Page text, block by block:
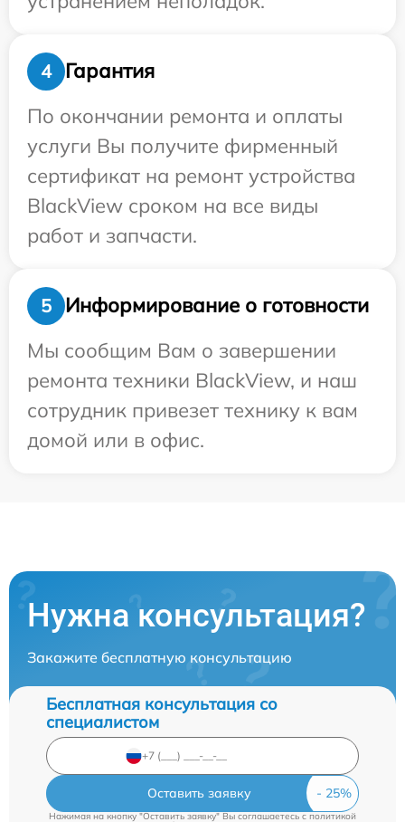
4
Гарантия
По окончании ремонта и оплаты
услуги Вы получите фирменный
сертификат на ремонт устройства
BlackView сроком на все виды
работ и запчасти.
5
Информирование о готовности
Мы сообщим Вам о завершении
ремонта техники BlackView, и наш
сотрудник привезет технику к вам
домой или в офис.
Нужна консультация?
Закажите бесплатную консультацию
Бесплатная консультация со
специалистом
Оставить заявку
Нажимая на кнопку "Оставить заявку" Вы соглашаетесь cполитикой